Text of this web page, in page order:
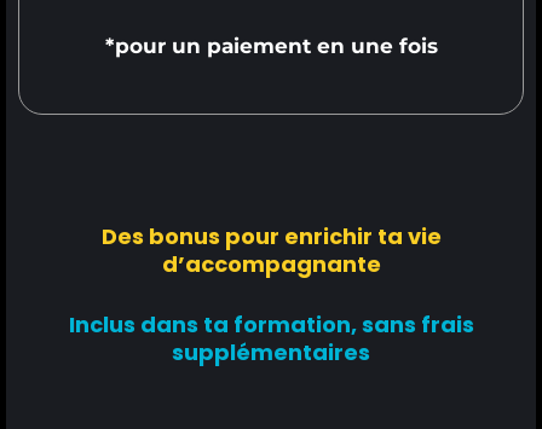
*pour un paiement en une fois
Des bonus pour enrichir ta vie
d’accompagnante
Inclus dans ta formation, sans frais
supplémentaires